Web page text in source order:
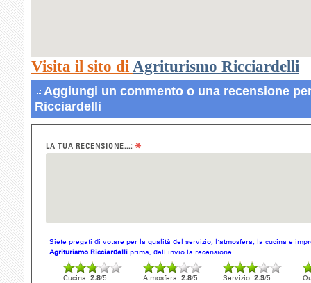
Visita il sito di Agriturismo Ricciardelli
Aggiungi un commento o una recensione
Ricciardelli
LA TUA RECENSIONE...: *
Siete pregati di votare per la qualità del servizio, l'atmosfera, la cucina e
Agriturismo Ricciardelli prima, dell'invio la recensione.
Cucina: 2.8/5
Atmosfera: 2.8/5
Servizio: 2.9/5